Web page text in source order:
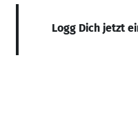
Logg Dich jetzt